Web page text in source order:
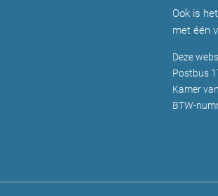
Ook is
met één
Deze
Postbus
Kamer
BTW-